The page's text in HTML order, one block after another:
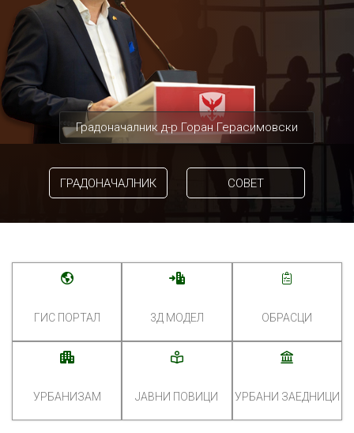
Градоначалник д-р Горан Герасимовски
ГРАДОНАЧАЛНИК СОВЕТ
ГИС ПОРТАЛ 3Д МОДЕЛ ОБРАСЦИ
УРБАНИЗАМ ЈАВНИ ПОВИЦИ УРБАНИ ЗАЕДНИЦИ